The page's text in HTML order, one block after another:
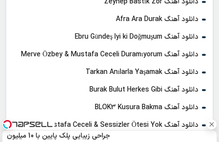
جراحی زیبایی پلک پایین با 10 میلیون
دانلود آهنگ Afra Ara Durak
دانلود آهنگ Ebru Gündeş Iyi ki Doğmuşum
دانلود آهنگ Merve Özbey & Mustafa Ceceli Duramıyorum
دانلود آهنگ Tarkan Anılarla Yaşamak
دانلود آهنگ Burak Bulut Herkes Gibi
دانلود آهنگ BLOK3 Kusura Bakma
دانلود آهنگ Mustafa Ceceli & Sessizler Ötesi Yok